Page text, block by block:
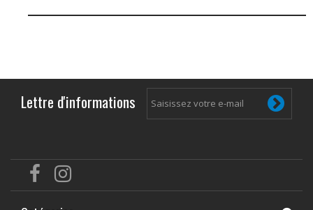
Lettre d'informations